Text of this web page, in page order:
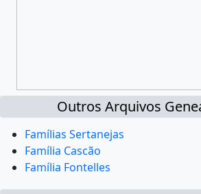
Outros Arquivos
Famílias Sertanejas
Família Cascão
Família Fontelles